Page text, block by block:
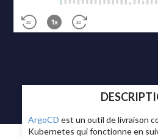
ArgoCD est un outil de livraison
Kubernetes qui fonctionne en